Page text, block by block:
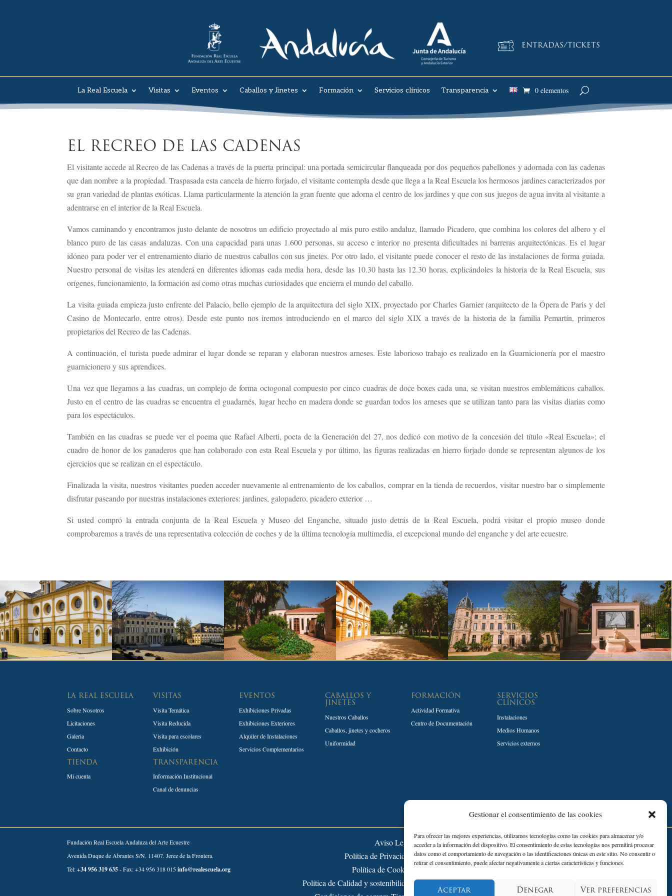
Gestionar el consentimiento de las cookies
Para ofrecer las mejores experiencias, utilizamos tecnologías como las cookies para almacenar y/o
acceder a la información del dispositivo. El consentimiento de estas tecnologías nos permitirá procesar
datos como el comportamiento de navegación o las identificaciones únicas en este sitio. No consentir o
retirar el consentimiento, puede afectar negativamente a ciertas características y funciones.
Aceptar Denegar Ver preferencias
ENTRADAS/TICKETS
La Real Escuela Visitas Eventos Caballos y Jinetes Formación Servicios clínicos Transparencia 0 elementos
EL RECREO DE LAS CADENAS
El visitante accede al Recreo de las Cadenas a través de la puerta principal: una portada semicircular flanqueada por dos pequeños pabellones y adornada con las cadenas
que dan nombre a la propiedad. Traspasada esta cancela de hierro forjado, el visitante contempla desde que llega a la Real Escuela los hermosos jardines caracterizados por
su gran variedad de plantas exóticas. Llama particularmente la atención la gran fuente que adorna el centro de los jardines y que con sus juegos de agua invita al visitante a
adentrarse en el interior de la Real Escuela.
Vamos caminando y encontramos justo delante de nosotros un edificio proyectado al más puro estilo andaluz, llamado Picadero, que combina los colores del albero y el
blanco puro de las casas andaluzas. Con una capacidad para unas 1.600 personas, su acceso e interior no presenta dificultades ni barreras arquitectónicas. Es el lugar
idóneo para poder ver el entrenamiento diario de nuestros caballos con sus jinetes. Por otro lado, el visitante puede conocer el resto de las instalaciones de forma guiada.
Nuestro personal de visitas les atenderá en diferentes idiomas cada media hora, desde las 10.30 hasta las 12.30 horas, explicándoles la historia de la Real Escuela, sus
orígenes, funcionamiento, la formación así como otras muchas curiosidades que encierra el mundo del caballo.
La visita guiada empieza justo enfrente del Palacio, bello ejemplo de la arquitectura del siglo XIX, proyectado por Charles Garnier (arquitecto de la Ópera de Paris y del
Casino de Montecarlo, entre otros). Desde este punto nos iremos introduciendo en el marco del siglo XIX a través de la historia de la familia Pemartín, primeros
propietarios del Recreo de las Cadenas.
A continuación, el turista puede admirar el lugar donde se reparan y elaboran nuestros arneses. Este laborioso trabajo es realizado en la Guarnicionería por el maestro
guarnicionero y sus aprendices.
Una vez que llegamos a las cuadras, un complejo de forma octogonal compuesto por cinco cuadras de doce boxes cada una, se visitan nuestros emblemáticos caballos.
Justo en el centro de las cuadras se encuentra el guadarnés, lugar hecho en madera donde se guardan todos los arneses que se utilizan tanto para las visitas diarias como
para los espectáculos.
También en las cuadras se puede ver el poema que Rafael Alberti, poeta de la Generación del 27, nos dedicó con motivo de la concesión del título «Real Escuela»; el
cuadro de honor de los ganaderos que han colaborado con esta Real Escuela y por último, las figuras realizadas en hierro forjado donde se representan algunos de los
ejercicios que se realizan en el espectáculo.
Finalizada la visita, nuestros visitantes pueden acceder nuevamente al entrenamiento de los caballos, comprar en la tienda de recuerdos, visitar nuestro bar o simplemente
disfrutar paseando por nuestras instalaciones exteriores: jardines, galopadero, picadero exterior …
Si usted compró la entrada conjunta de la Real Escuela y Museo del Enganche, situado justo detrás de la Real Escuela, podrá visitar el propio museo donde
comprobaremos a través de una representativa colección de coches y de la última tecnología multimedia, el excepcional mundo del enganche y del arte ecuestre.
LA REAL ESCUELA
Sobre Nosotros
Licitaciones
Galeria
Contacto
TIENDA
Mi cuenta
VISITAS
Visita Temática
Visita Reducida
Visita para escolares
Exhibición
TRANSPARENCIA
Información Institucional
Canal de denuncias
EVENTOS
Exhibiciones Privadas
Exhibiciones Exteriores
Alquiler de Instalaciones
Servicios Complementarios
CABALLOS Y
JINETES
Nuestros Caballos
Caballos, jinetes y cocheros
Uniformidad
FORMACIÓN
Actividad Formativa
Centro de Documentación
SERVICIOS
CLÍNICOS
Instalaciones
Medios Humanos
Servicios externos
Fundación Real Escuela Andaluza del Arte Ecuestre
Avenida Duque de Abrantes S/N. 11407. Jerez de la Frontera.
Tel:+34 956 319 635- Fax: +34 956 318 015info@realescuela.org
Desarrollado por:
Aviso Legal
Política de Privacidad
Política de Cookies
Política de Calidad y sostenibilidad